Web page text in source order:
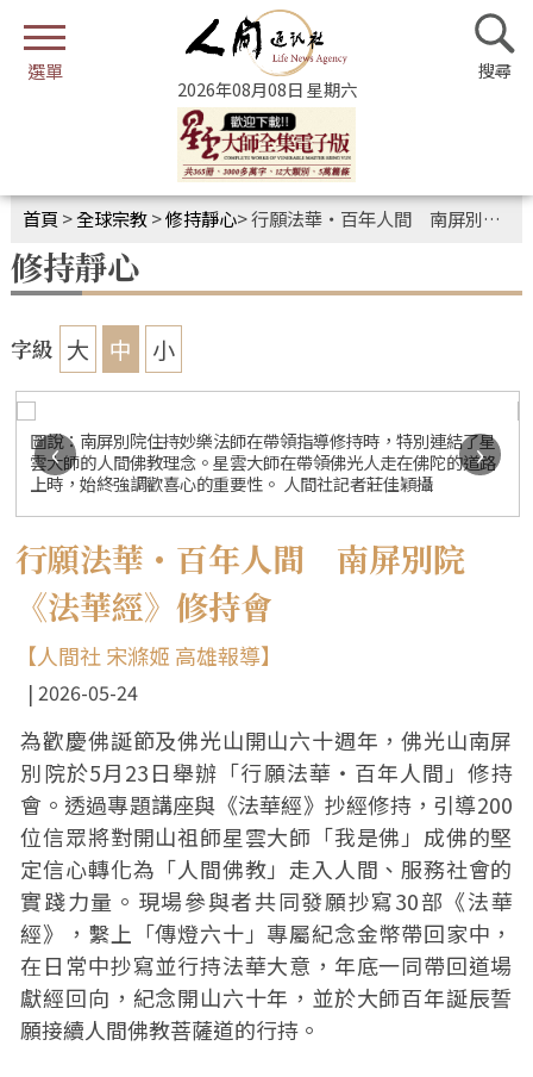
2026年08月08日 星期六
首頁 >全球宗教>修持靜心>行願法華・百年人間 南屏別院《法華經》修持會
修持靜心
字級 大 中 小
圖說：南屏別院住持妙樂法師在帶領指導修持時，特別連結了星
雲大師的人間佛教理念。星雲大師在帶領佛光人走在佛陀的道路
上時，始終強調歡喜心的重要性。 人間社記者莊佳穎攝
‹ ›
行願法華・百年人間 南屏別院
《法華經》修持會
【人間社 宋滌姬 高雄報導】
2026-05-24
為歡慶佛誕節及佛光山開山六十週年，佛光山南屏
別院於5月23日舉辦「行願法華・百年人間」修持
會。透過專題講座與《法華經》抄經修持，引導200
位信眾將對開山祖師星雲大師「我是佛」成佛的堅
定信心轉化為「人間佛教」走入人間、服務社會的
實踐力量。現場參與者共同發願抄寫30部《法華
經》，繫上「傳燈六十」專屬紀念金幣帶回家中，
在日常中抄寫並行持法華大意，年底一同帶回道場
獻經回向，紀念開山六十年，並於大師百年誕辰誓
願接續人間佛教菩薩道的行持。